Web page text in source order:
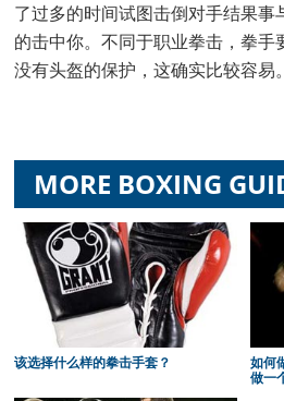
了过多的时间试图击倒对手结果事
的击中你。不同于职业拳击，拳手
没有头盔的保护，这确实比较容易。
MORE BOXING
该选择什么样的拳击手套？
如何
做一